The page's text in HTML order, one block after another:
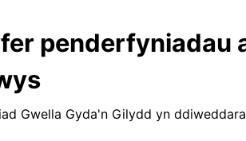
penderfyniadau
Gwella Gyda'n Gilydd yn